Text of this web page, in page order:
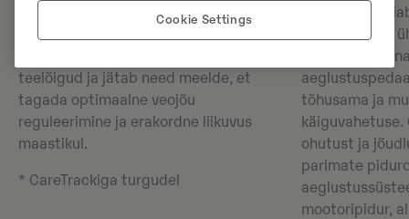
ülekandeseadmele, sealhulgas
Terrain Memoryle*. See arukas
teelõigud ja jätab need meelde, et
tagada optimaalne veojõu
reguleerimine ja erakordne liikuvus
maastikul.
* CareTrackiga turgudel
funktsioon
automaatselt
ideaalne
tõhusama ja
ohutust ja
parimate
mootoripidur,
Cookie Settings